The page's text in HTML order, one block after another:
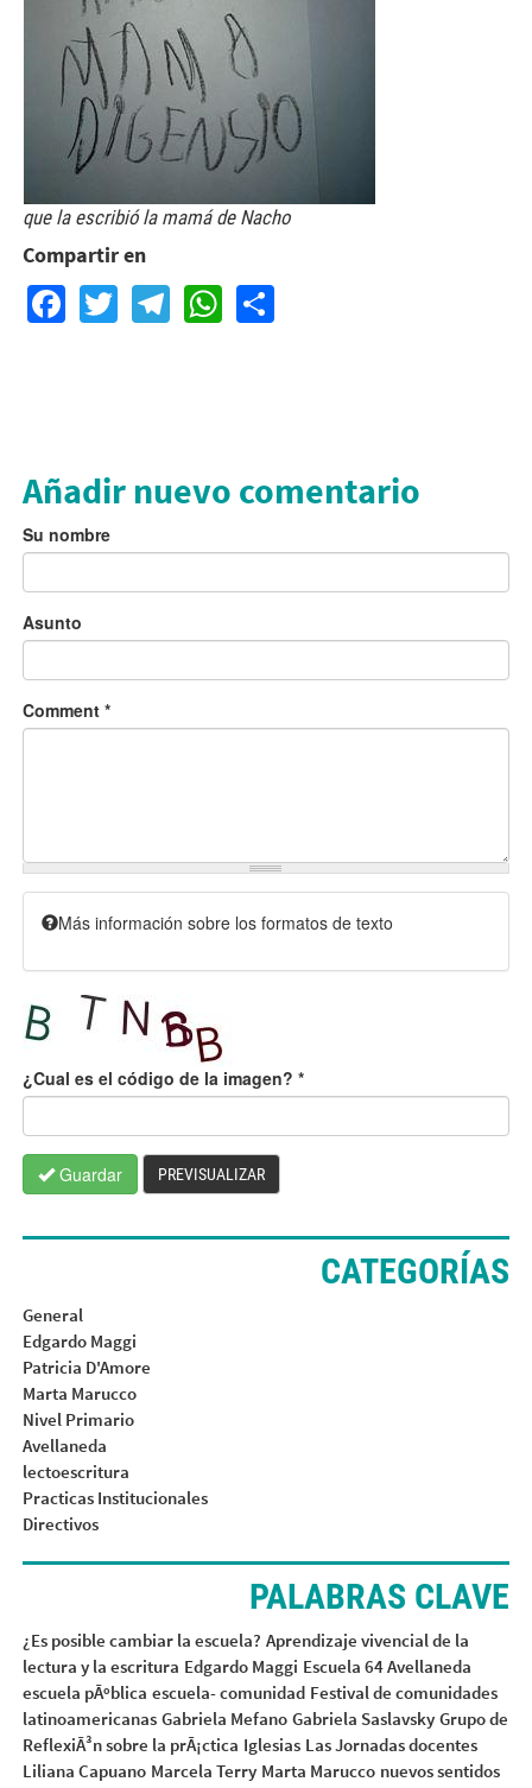
que la escribió la mamá de Nacho
Compartir en
Facebook
TwitterTelegram
WhatsApp
Share
Añadir nuevo comentario
Su nombre
Asunto
Comment *
Más información sobre los formatos de texto
¿Cual es el código de la imagen? *
Guardar PREVISUALIZAR
CATEGORÍAS
General
Edgardo Maggi
Patricia D'Amore
Marta Marucco
Nivel Primario
Avellaneda
lectoescritura
Practicas Institucionales
Directivos
PALABRAS CLAVE
¿Es posible cambiar la escuela? Aprendizaje vivencial de la
lectura y la escritura Edgardo Maggi Escuela 64 Avellaneda
escuela pÃºblica escuela- comunidad Festival de comunidades
latinoamericanas Gabriela Mefano Gabriela Saslavsky Grupo de
ReflexiÃ³n sobre la prÃ¡ctica Iglesias Las Jornadas docentes
Liliana Capuano Marcela Terry Marta Marucco nuevos sentidos